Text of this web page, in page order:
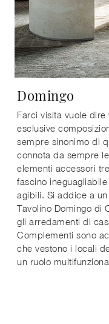
Domingo
Farci visita vuole
esclusive
sempre sinonimo di
connota da sempre
elementi accessori
fascino
agibili. Si addice a
Tavolino Domingo di
gli arredamenti di
Complementi sono
che vestono i locali
un ruolo